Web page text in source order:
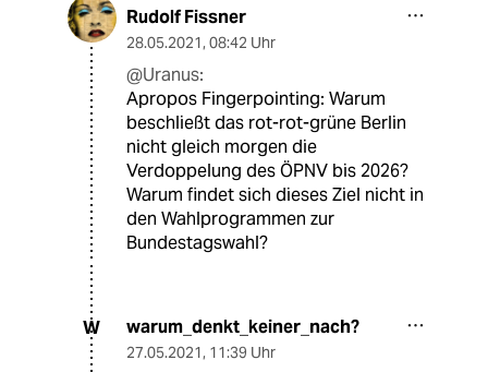
Rudolf Fissner
28.05.2021, 08:42 Uhr
@Uranus:
Apropos Fingerpointing: Warum
beschließt das rot-rot-grüne Berlin
nicht gleich morgen die
Verdoppelung des ÖPNV bis 2026?
Warum findet sich dieses Ziel nicht in
den Wahlprogrammen zur
Bundestagswahl?
W warum_denkt_keiner_nach?
27.05.2021, 11:39 Uhr